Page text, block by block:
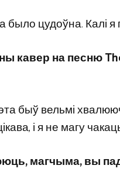
было цудоўна. Калі
кавер на песню
гэта быў вельмі
і я не магу
магчыма, вы